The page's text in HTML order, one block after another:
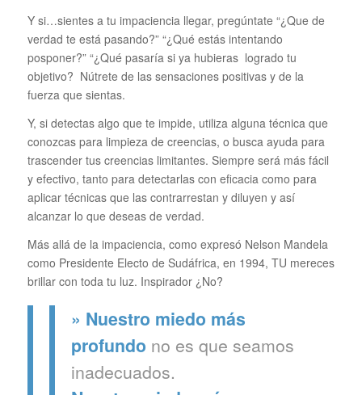
Y si…sientes a tu impaciencia llegar, pregúntate “¿Que de
verdad te está pasando?” “¿Qué estás intentando
posponer?” “¿Qué pasaría si ya hubieras logrado tu
objetivo? Nútrete de las sensaciones positivas y de la
fuerza que sientas.
Y, si detectas algo que te impide, utiliza alguna técnica que
conozcas para limpieza de creencias, o busca ayuda para
trascender tus creencias limitantes. Siempre será más fácil
y efectivo, tanto para detectarlas con eficacia como para
aplicar técnicas que las contrarrestan y diluyen y así
alcanzar lo que deseas de verdad.
Más allá de la impaciencia, como expresó Nelson Mandela
como Presidente Electo de Sudáfrica, en 1994, TU mereces
brillar con toda tu luz. Inspirador ¿No?
» Nuestro miedo más
profundo no es que seamos
inadecuados.